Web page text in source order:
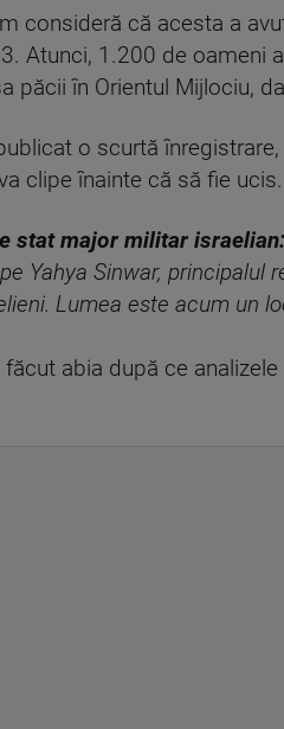
consideră că acesta a
Atunci, 1.200 de oameni
păcii în Orientul Mijlociu,
o scurtă
clipe înainte că să fie ucis.
stat major militar
Yahya Sinwar,
Lumea este acum un
abia după ce